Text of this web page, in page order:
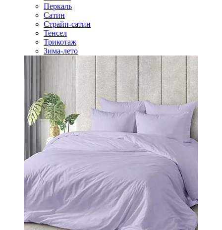
Перкаль
Сатин
Страйп-сатин
Тенсел
Трикотаж
Зима-лето